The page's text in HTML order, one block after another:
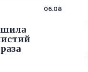
06.08